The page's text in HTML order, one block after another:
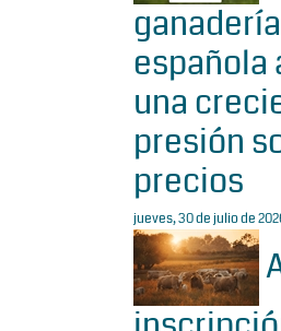
ganadería
española
una
presión
precios
jueves, 30 de julio de